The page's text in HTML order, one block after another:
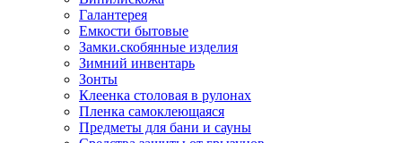
Галантерея
Емкости бытовые
Замки.скобянные изделия
Зимний инвентарь
Зонты
Клеенка столовая в рулонах
Пленка самоклеющаяся
Предметы для бани и сауны